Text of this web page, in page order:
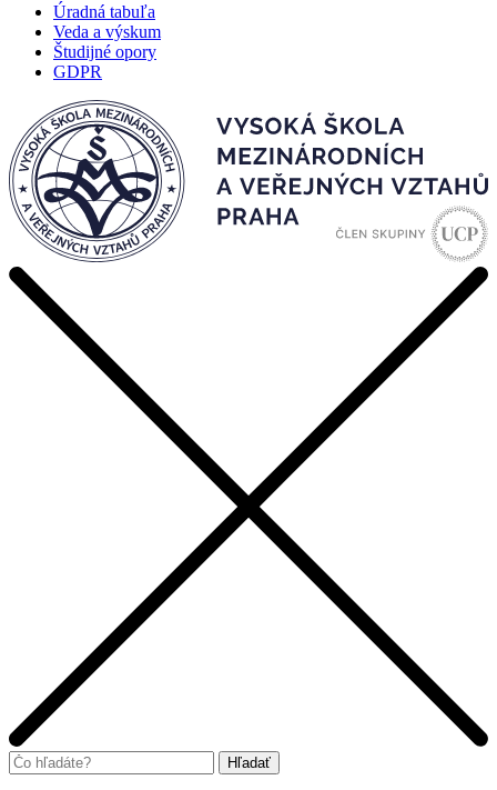
Úradná tabuľa
Veda a výskum
Študijné opory
GDPR